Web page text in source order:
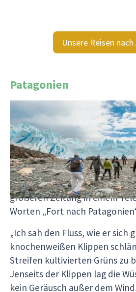
Unsere Reisen nach
Patagonien
Patagonien ist eine
und wunderschöne Region an
Südamerikas und erstreckt
Argentinien. Der Autor Bruce
angeblich verzaubert von der
und Schönheit der Region
größeren Zeitung in einem
Worten „Fort nach
„Ich sah den Fluss, wie er sich
knochenweißen Klippen
Streifen kultivierten Grüns zu
Jenseits der Klippen lag die
kein Geräusch außer dem